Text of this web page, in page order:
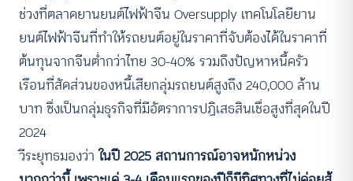
ช่วงที่ตลาดยานยนต์ไฟฟ้าจีน Oversupply เทคโนโลยียาน
ยนต์ไฟฟ้าจีนที่ทำให้รถยนต์อยู่ในราคาที่จับต้องได้ในราคาที่
ต้นทุนจากจีนต่ำกว่าไทย 30-40% รวมถึงปัญหาหนี้ครัว
เรือนที่สัดส่วนของหนี้เสียกลุ่มรถยนต์สูงถึง 240,000 ล้าน
บาท ซึ่งเป็นกลุ่มธุรกิจที่มีอัตราการปฏิเสธสินเชื่อสูงที่สุดในปี
2024
วีระยุทธมองว่าในปี 2025 สถานการณ์อาจหนักหน่วง